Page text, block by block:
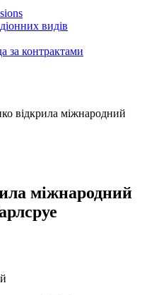
видів
за контрактами
відкрила міжнародний
міжнародний